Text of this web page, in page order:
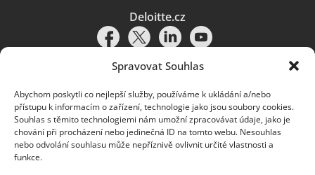
Spravovat Souhlas
Abychom poskytli co nejlepší služby, používáme k ukládání a/nebo
přístupu k informacím o zařízení, technologie jako jsou soubory cookies.
Souhlas s těmito technologiemi nám umožní zpracovávat údaje, jako je
chování při procházení nebo jedinečná ID na tomto webu. Nesouhlas
nebo odvolání souhlasu může nepříznivě ovlivnit určité vlastnosti a
funkce.
Deloitte.cz
Pravidla používání|Ochrana osobních údajů|Soubory cookies |
Deloitte.cz
© 2026. Více informací najdete vPravidlech používání.
Deloitte označuje jednu či více společností globální sítě členských